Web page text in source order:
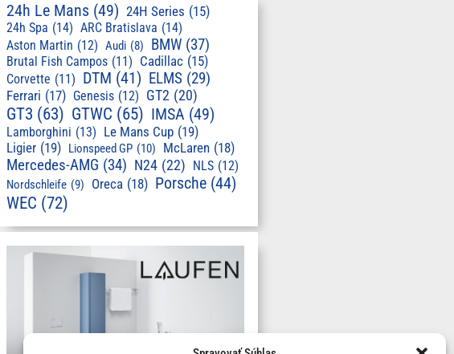
24h Le Mans (49) 24H Series (15)
24h Spa (14) ARC Bratislava (14)
Aston Martin (12) Audi (8) BMW (37)
Brutal Fish Campos (11) Cadillac (15)
Corvette (11) DTM (41) ELMS (29)
Ferrari (17) Genesis (12) GT2 (20)
GT3 (63) GTWC (65) IMSA (49)
Lamborghini (13) Le Mans Cup (19)
Ligier (19) Lionspeed GP (10) McLaren (18)
Mercedes-AMG (34) N24 (22) NLS (12)
Nordschleife (9) Oreca (18) Porsche (44)
WEC (72)